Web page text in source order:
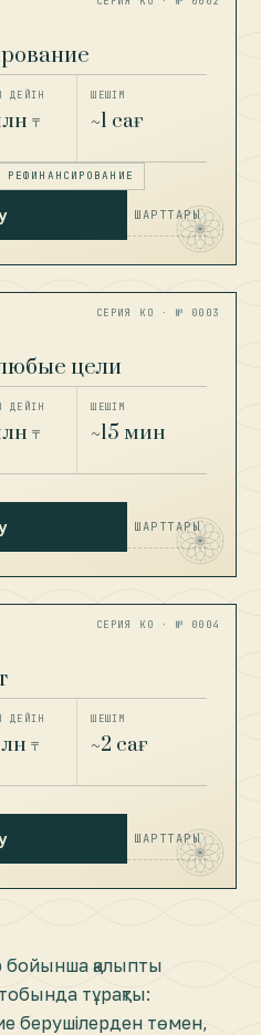
ДЕЙІН
₸
ШЕШІМ
~1 сағ
РЕФИНАНСИРОВАНИЕ
ШАРТТАРЫ
СЕРИЯ КО · № 0003
цели
ДЕЙІН
₸
ШЕШІМ
~15 мин
ШАРТТАРЫ
СЕРИЯ КО · № 0004
ДЕЙІН
₸
ШЕШІМ
~2 сағ
ШАРТТАРЫ
бойынша қалыпты
тұрақты:
берушілерден төмен,